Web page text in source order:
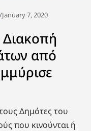
/January 7, 2020
από
Δημότες του
που κινούνται ή